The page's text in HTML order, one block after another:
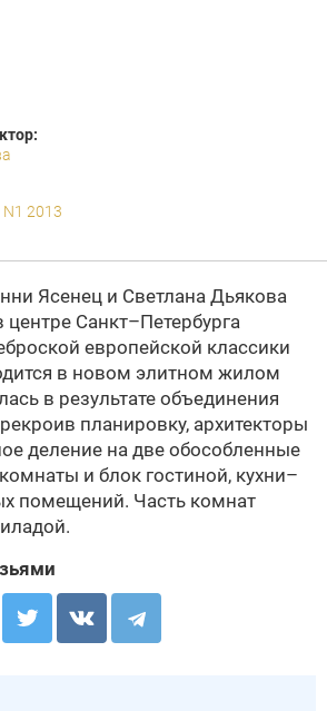
N1 2013
Ясенец и Светлана Дьякова
Санкт–Петербурга
европейской классики
в новом элитном жилом
в результате объединения
планировку, архитекторы
деление на две обособленные
и блок гостиной, кухни–
помещений. Часть комнат